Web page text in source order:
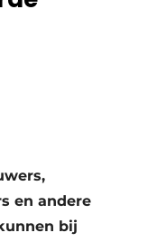
en andere
bij